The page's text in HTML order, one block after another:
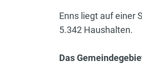
Enns liegt auf einer
5.342 Haushalten.
Das